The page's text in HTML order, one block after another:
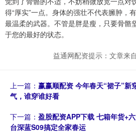
得“厚实”一点。身体的强壮不代表臃肿，
最温柔的武器。不管是胖是瘦，只要骨骼
于您的最好的状态。
益通网配资提示：文章来
上一篇： 赢赢顺配资 今年春天“裙子”新
气，谁穿谁好看
下一篇： 盈股配资APP下载 七箱年货+
台深蓝S09搞定全家春运